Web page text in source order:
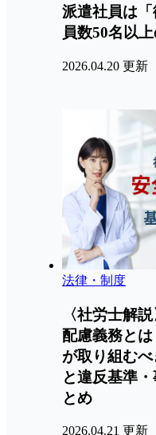
派遣社員は
員数50名以
2026.04.20 更新
法律・制度
〈社労士解
配慮義務と
が取り組む
と違反基準・
とめ
2026.04.21 更新